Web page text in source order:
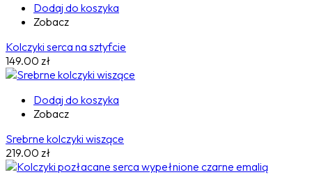
Dodaj do koszyka
Zobacz
Kolczyki serca na sztyfcie
149.00 zł
Dodaj do koszyka
Zobacz
Srebrne kolczyki wiszące
219.00 zł